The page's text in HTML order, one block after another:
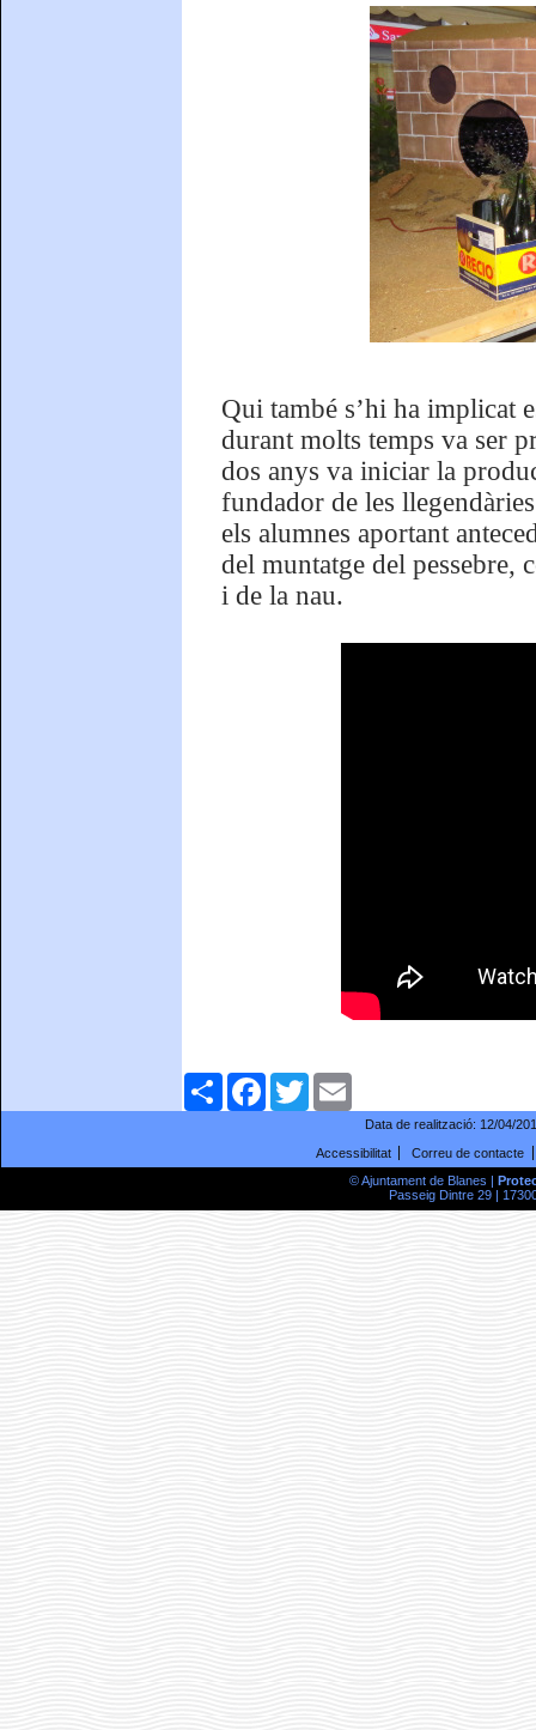
Qui també s’hi ha implicat
durant molts temps va ser
dos anys va iniciar la
fundador de les
els alumnes aportant
del muntatge del pessebre,
i de la nau.
ComparteixFacebookTwitter
Data de realització: 12/04/
Accessibilitat
Correu de contacte
© Ajuntament de Blanes |
Passeig Dintre 29 |